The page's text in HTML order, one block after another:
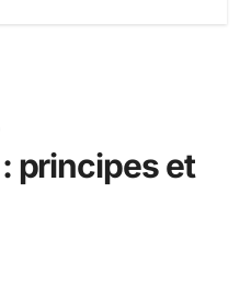
principes et